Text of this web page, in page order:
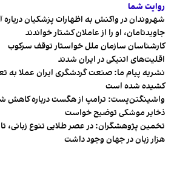
روایت شما
شهروندان در واکنش به اظهارات پزشکیان درباره
جاویدنامان، او را از عاملان کشتار خواندند
کارشناسان سازمان ملل خواستار توقف سرکوب
اقلیت‌های اتنیکی در ایران شدند
نشریه پیام ما: صنعت گردشگری ایران عملا به
کشیده شده است
واشینگتن‌پست: ترامپ از هگست درباره کاهش
ذخایر موشکی توضیح خواست
هزار زبان در جهان وجود داشت